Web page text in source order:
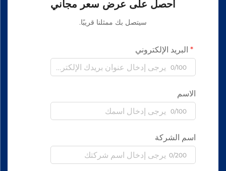
احصل على عرض سعر مجاني
سيتصل بك ممثلنا قريبًا.
البريد الإلكتروني
0/100
الاسم
0/100
اسم الشركة
0/200